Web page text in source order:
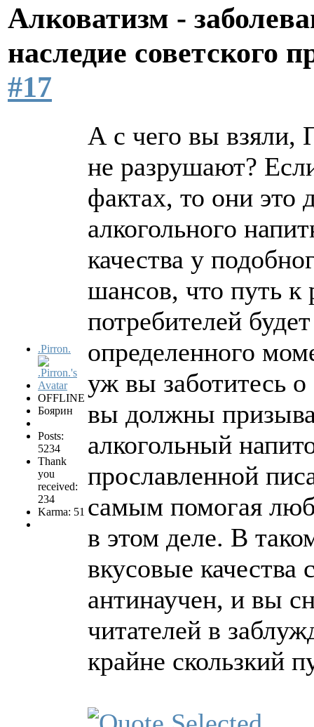
Алковатизм -
наследие советского
#17
.Pirron.
OFFLINE
Боярин
Posts:
5234
Thank
you
received:
234
Karma: 51
А с чего вы взяли,
не разрушают?
фактах, то они это
алкогольного
качества у
шансов, что путь
потребителей
определенного
уж вы заботитесь о
вы должны
алкогольный
прославленной
самым помогая
в этом деле. В
вкусовые качества
антинаучен, и вы
читателей в
крайне скользкий